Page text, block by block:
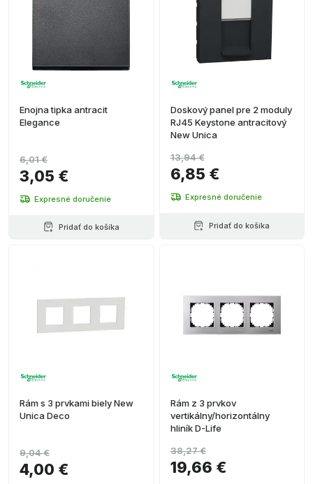
Enojna tipka antracit
Elegance
3,05 €
6,01 €
Expresné doručenie
Pridať do košíka
Doskový panel pre 2 moduly
RJ45 Keystone antracitový
New Unica
6,85 €
13,94 €
Expresné doručenie
Pridať do košíka
Rám s 3 prvkami biely New
Unica Deco
4,00 €
9,04 €
Rám z 3 prvkov
vertikálny/horizontálny
hliník D-Life
19,66 €
38,27 €